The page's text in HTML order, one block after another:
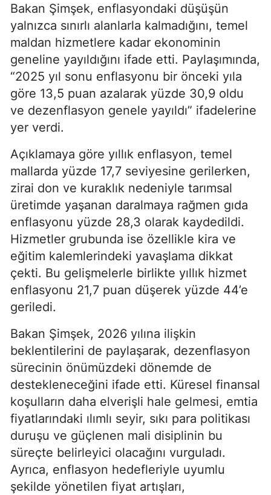
Bakan Şimşek, enflasyondaki düşüşün
yalnızca sınırlı alanlarla kalmadığını, temel
maldan hizmetlere kadar ekonominin
geneline yayıldığını ifade etti. Paylaşımında,
“2025 yıl sonu enflasyonu bir önceki yıla
göre 13,5 puan azalarak yüzde 30,9 oldu
ve dezenflasyon genele yayıldı” ifadelerine
yer verdi.
Açıklamaya göre yıllık enflasyon, temel
mallarda yüzde 17,7 seviyesine gerilerken,
zirai don ve kuraklık nedeniyle tarımsal
üretimde yaşanan daralmaya rağmen gıda
enflasyonu yüzde 28,3 olarak kaydedildi.
Hizmetler grubunda ise özellikle kira ve
eğitim kalemlerindeki yavaşlama dikkat
çekti. Bu gelişmelerle birlikte yıllık hizmet
enflasyonu 21,7 puan düşerek yüzde 44’e
geriledi.
Bakan Şimşek, 2026 yılına ilişkin
beklentilerini de paylaşarak, dezenflasyon
sürecinin önümüzdeki dönemde de
destekleneceğini ifade etti. Küresel finansal
koşulların daha elverişli hale gelmesi, emtia
fiyatlarındaki ılımlı seyir, sıkı para politikası
duruşu ve güçlenen mali disiplinin bu
süreçte belirleyici olacağını vurguladı.
Ayrıca, enflasyon hedefleriyle uyumlu
şekilde yönetilen fiyat artışları,